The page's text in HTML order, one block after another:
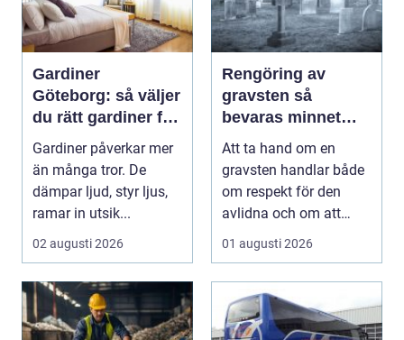
Gardiner
Göteborg: så väljer
du rätt gardiner för
hem och offentlig
miljö
Gardiner påverkar mer
än många tror. De
dämpar ljud, styr ljus,
ramar in utsik...
02 augusti 2026
Rengöring av
gravsten så
bevaras minnet
och stenen håller
längre
Att ta hand om en
gravsten handlar både
om respekt för den
avlidna och om att
bevara en viktig plats...
01 augusti 2026